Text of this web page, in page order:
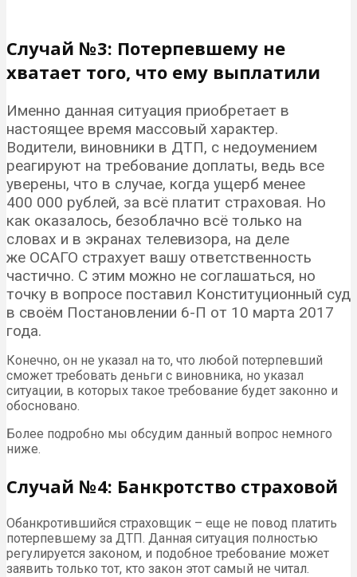
Случай №3: Потерпевшему не
хватает того, что ему выплатили
Именно данная ситуация приобретает в
настоящее время массовый характер.
Водители, виновники в ДТП, с недоумением
реагируют на требование доплаты, ведь все
уверены, что в случае, когда ущерб менее
400 000 рублей, за всё платит страховая. Но
как оказалось, безоблачно всё только на
словах и в экранах телевизора, на деле
же ОСАГО страхует вашу ответственность
частично. С этим можно не соглашаться, но
точку в вопросе поставил Конституционный суд
в своём Постановлении 6-П от 10 марта 2017
года.
Конечно, он не указал на то, что любой потерпевший
сможет требовать деньги с виновника, но указал
ситуации, в которых такое требование будет законно и
обосновано.
Более подробно мы обсудим данный вопрос немного
ниже.
Случай №4: Банкротство страховой
Обанкротившийся страховщик – еще не повод платить
потерпевшему за ДТП. Данная ситуация полностью
регулируется законом, и подобное требование может
заявить только тот, кто закон этот самый не читал.